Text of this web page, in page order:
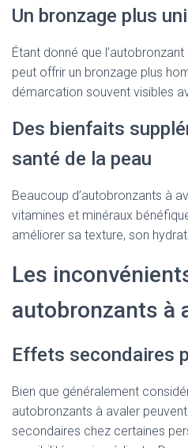
Un bronzage plus
Étant donné que l’autobronzant
peut offrir un bronzage plus
démarcation souvent visibles
Des bienfaits
santé de la peau
Beaucoup d’autobronzants à
vitamines et minéraux
améliorer sa texture, son
Les
autobronzants à
Effets secondaires
Bien que généralement
autobronzants à avaler
secondaires chez certaines